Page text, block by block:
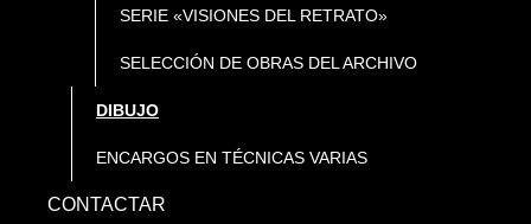
SERIE «VISIONES DEL RETRATO»
SELECCIÓN DE OBRAS DEL ARCHIVO
DIBUJO
ENCARGOS EN TÉCNICAS VARIAS
CONTACTAR